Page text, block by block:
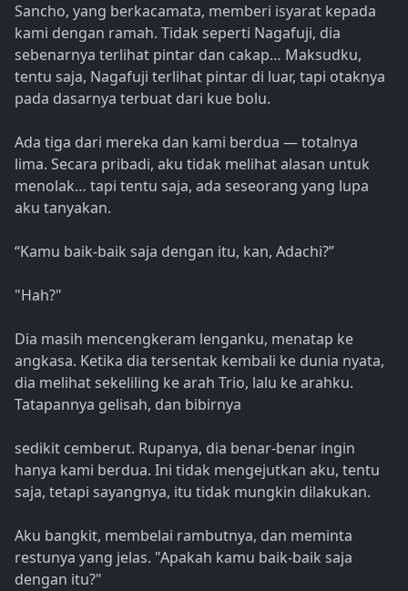
Sancho, yang berkacamata, memberi isyarat kepada
kami dengan ramah. Tidak seperti Nagafuji, dia
sebenarnya terlihat pintar dan cakap… Maksudku,
tentu saja, Nagafuji terlihat pintar di luar, tapi otaknya
pada dasarnya terbuat dari kue bolu.
Ada tiga dari mereka dan kami berdua — totalnya
lima. Secara pribadi, aku tidak melihat alasan untuk
menolak… tapi tentu saja, ada seseorang yang lupa
aku tanyakan.
“Kamu baik-baik saja dengan itu, kan, Adachi?”
"Hah?"
Dia masih mencengkeram lenganku, menatap ke
angkasa. Ketika dia tersentak kembali ke dunia nyata,
dia melihat sekeliling ke arah Trio, lalu ke arahku.
Tatapannya gelisah, dan bibirnya
sedikit cemberut. Rupanya, dia benar-benar ingin
hanya kami berdua. Ini tidak mengejutkan aku, tentu
saja, tetapi sayangnya, itu tidak mungkin dilakukan.
Aku bangkit, membelai rambutnya, dan meminta
restunya yang jelas. "Apakah kamu baik-baik saja
dengan itu?"